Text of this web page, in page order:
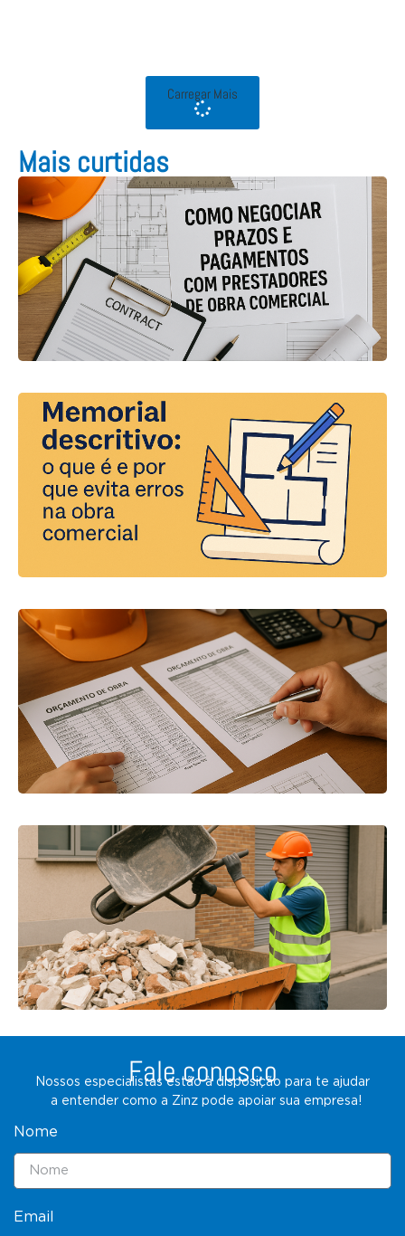
Carregar Mais
Mais curtidas​
Fale conosco
Nossos especialistas estão à disposição para te ajudar
a entender como a Zinz pode apoiar sua empresa!
Nome
Email